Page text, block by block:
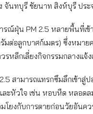
จันทบุรี ชัยนาท สิงห์บุรี ปร
รณ์ฝุ่น PM 2.5 หลายพื้นที่เข้
มต่อลูกบาศก์เมตร) ซึ่งหมาย
วรหลีกเลี่ยงกิจกรรมกลางแ
สามารถแทรกซึมลึกเข้าสู่ป
ละหัวใจ เช่น หอบหืด หลอดล
มโยงกับการตายก่อนวัยอันค